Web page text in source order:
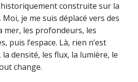
historiquement construite sur la
je me suis déplacé vers des
mer, les profondeurs, les
puis l’espace. Là, rien n’est
densité, les flux, la lumière, le
change.